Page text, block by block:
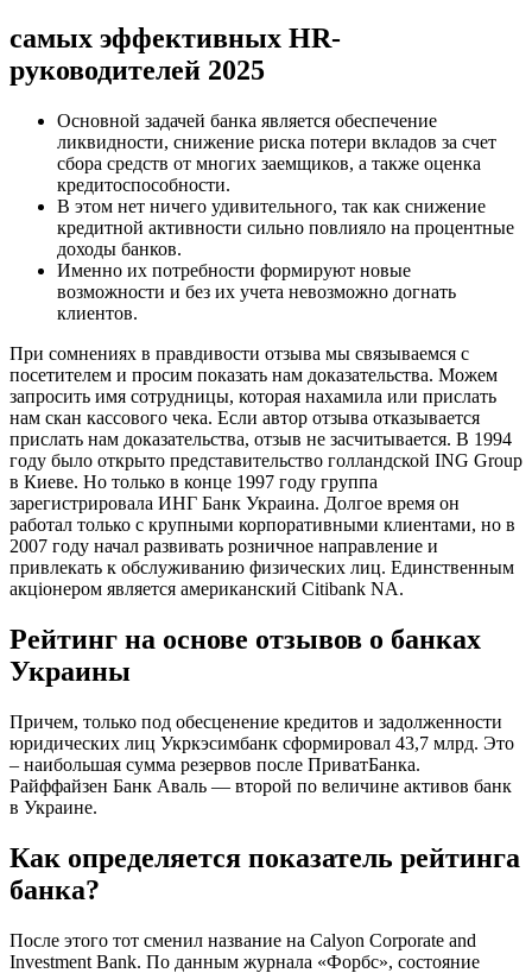
самых эффективных HR-
руководителей 2025
Основной задачей банка является обеспечение
ликвидности, снижение риска потери вкладов за счет
сбора средств от многих заемщиков, а также оценка
кредитоспособности.
В этом нет ничего удивительного, так как снижение
кредитной активности сильно повлияло на процентные
доходы банков.
Именно их потребности формируют новые
возможности и без их учета невозможно догнать
клиентов.
При сомнениях в правдивости отзыва мы связываемся с
посетителем и просим показать нам доказательства. Можем
запросить имя сотрудницы, которая нахамила или прислать
нам скан кассового чека. Если автор отзыва отказывается
прислать нам доказательства, отзыв не засчитывается. В 1994
году было открыто представительство голландской ING Group
в Киеве. Но только в конце 1997 году группа
зарегистрировала ИНГ Банк Украина. Долгое время он
работал только с крупными корпоративными клиентами, но в
2007 году начал развивать розничное направление и
привлекать к обслуживанию физических лиц. Единственным
акціонером является американский Citibank NA.
Рейтинг на основе отзывов о банках
Украины
Причем, только под обесценение кредитов и задолженности
юридических лиц Укркэсимбанк сформировал 43,7 млрд. Это
– наибольшая сумма резервов после ПриватБанка.
Райффайзен Банк Аваль — второй по величине активов банк
в Украине.
Как определяется показатель рейтинга
банка?
После этого тот сменил название на Calyon Corporate and
Investment Bank. По данным журнала «Форбс», состояние